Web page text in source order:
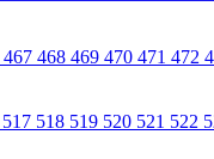
467 468 469 470 471 472
517 518 519 520 521 522